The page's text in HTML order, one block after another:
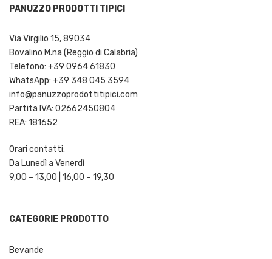
PANUZZO PRODOTTI TIPICI
Via Virgilio 15, 89034
Bovalino M.na (Reggio di Calabria)
Telefono: +39 0964 61830
WhatsApp: +39 348 045 3594
info@panuzzoprodottitipici.com
Partita IVA: 02662450804
REA: 181652
Orari contatti:
Da Lunedì a Venerdì
9,00 – 13,00 | 16,00 – 19,30
CATEGORIE PRODOTTO
Bevande